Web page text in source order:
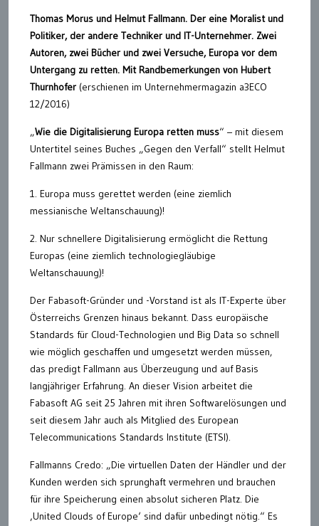
Thomas Morus und Helmut Fallmann. Der eine Moralist und
Politiker, der andere Techniker und IT-Unternehmer. Zwei
Autoren, zwei Bücher und zwei Versuche, Europa vor dem
Untergang zu retten. Mit Randbemerkungen von Hubert
Thurnhofer (erschienen im Unternehmermagazin a3ECO
12/2016)
„Wie die Digitalisierung Europa retten muss“ – mit diesem
Untertitel seines Buches „Gegen den Verfall“ stellt Helmut
Fallmann zwei Prämissen in den Raum:
1. Europa muss gerettet werden (eine ziemlich
messianische Weltanschauung)!
2. Nur schnellere Digitalisierung ermöglicht die Rettung
Europas (eine ziemlich technologiegläubige
Weltanschauung)!
Der Fabasoft-Gründer und -Vorstand ist als IT-Experte über
Österreichs Grenzen hinaus bekannt. Dass europäische
Standards für Cloud-Technologien und Big Data so schnell
wie möglich geschaffen und umgesetzt werden müssen,
das predigt Fallmann aus Überzeugung und auf Basis
langjähriger Erfahrung. An dieser Vision arbeitet die
Fabasoft AG seit 25 Jahren mit ihren Softwarelösungen und
seit diesem Jahr auch als Mitglied des European
Telecommunications Standards Institute (ETSI).
Fallmanns Credo: „Die virtuellen Daten der Händler und der
Kunden werden sich sprunghaft vermehren und brauchen
für ihre Speicherung einen absolut sicheren Platz. Die
‚United Clouds of Europe‘ sind dafür unbedingt nötig.“ Es